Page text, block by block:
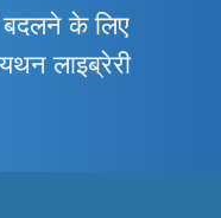
बदलने के लिए
लाइब्रेरी